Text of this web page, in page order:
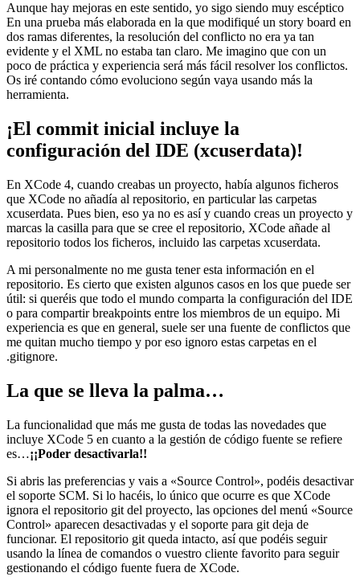
Aunque hay mejoras en este sentido, yo sigo siendo muy escéptico
En una prueba más elaborada en la que modifiqué un story board en
dos ramas diferentes, la resolución del conflicto no era ya tan
evidente y el XML no estaba tan claro. Me imagino que con un
poco de práctica y experiencia será más fácil resolver los conflictos.
Os iré contando cómo evoluciono según vaya usando más la
herramienta.
¡El commit inicial incluye la
configuración del IDE (xcuserdata)!
En XCode 4, cuando creabas un proyecto, había algunos ficheros
que XCode no añadía al repositorio, en particular las carpetas
xcuserdata. Pues bien, eso ya no es así y cuando creas un proyecto y
marcas la casilla para que se cree el repositorio, XCode añade al
repositorio todos los ficheros, incluido las carpetas xcuserdata.
A mi personalmente no me gusta tener esta información en el
repositorio. Es cierto que existen algunos casos en los que puede ser
útil: si queréis que todo el mundo comparta la configuración del IDE
o para compartir breakpoints entre los miembros de un equipo. Mi
experiencia es que en general, suele ser una fuente de conflictos que
me quitan mucho tiempo y por eso ignoro estas carpetas en el
.gitignore.
La que se lleva la palma…
La funcionalidad que más me gusta de todas las novedades que
incluye XCode 5 en cuanto a la gestión de código fuente se refiere
es…¡¡Poder desactivarla!!
Si abris las preferencias y vais a «Source Control», podéis desactivar
el soporte SCM. Si lo hacéis, lo único que ocurre es que XCode
ignora el repositorio git del proyecto, las opciones del menú «Source
Control» aparecen desactivadas y el soporte para git deja de
funcionar. El repositorio git queda intacto, así que podéis seguir
usando la línea de comandos o vuestro cliente favorito para seguir
gestionando el código fuente fuera de XCode.